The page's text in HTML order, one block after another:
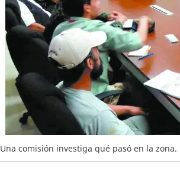
Una comisión investiga qué pasó en la zona.